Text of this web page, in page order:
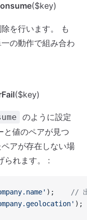
($key)
を行います。 も
の動作で組み合わ
($key)
のように設定
と値のペアが見つ
アが存在しない場
られます。 :
);
//